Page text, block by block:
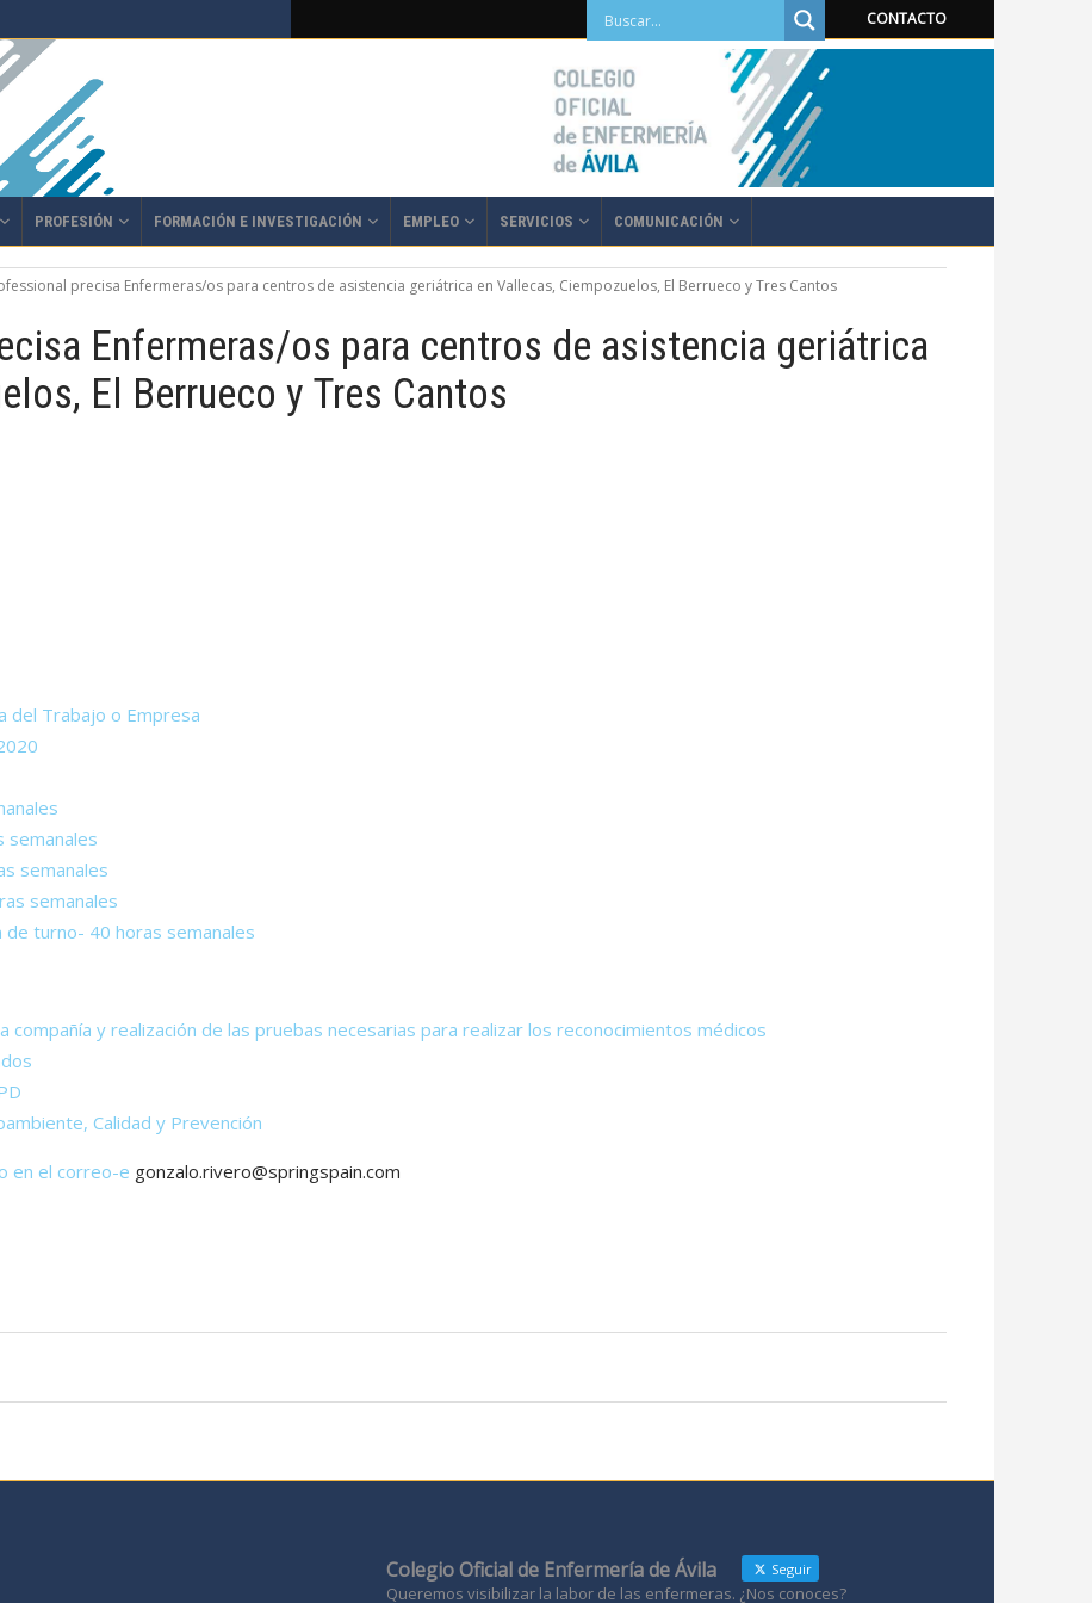
CONTACTO
PROFESIÓN FORMACIÓN E INVESTIGACIÓN EMPLEO SERVICIOS COMUNICACIÓN
precisa Enfermeras/os para centros de asistencia geriátrica en Vallecas, Ciempozuelos, El Berrueco y Tres Cantos
Enfermeras/os para centros de asistencia geriátrica
El Berrueco y Tres Cantos
del Trabajo o Empresa
semanales
semanales
semanales
turno- 40 horas semanales
y realización de las pruebas necesarias para realizar los reconocimientos médicos
Calidad y Prevención
en el correo-e gonzalo.rivero@springspain.com
Colegio Oficial de Enfermería de Ávila Seguir
Queremos visibilizar la labor de las enfermeras. ¿Nos conoces?